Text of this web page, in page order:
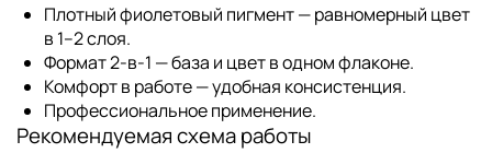
Плотный фиолетовый пигмент— равномерный цвет
в 1–2 слоя.
Формат 2-в-1 — база и цвет в одном флаконе.
Комфорт в работе— удобная консистенция.
Профессиональное применение.
Рекомендуемая схема работы